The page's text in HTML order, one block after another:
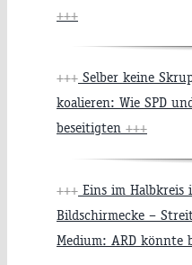
+++
+++ Selber keine
koalieren: Wie SPD
beseitigten +++
+++ Eins im
Bildschirmecke –
Medium: ARD könnte